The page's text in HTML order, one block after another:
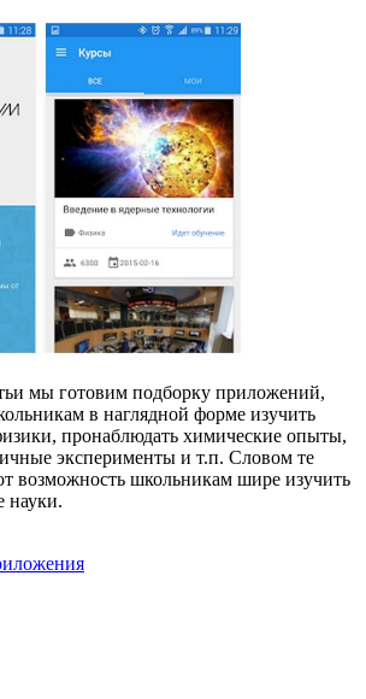
мы готовим подборку приложений,
в наглядной форме изучить
пронаблюдать химические опыты,
эксперименты и т.п. Словом те
возможность школьникам шире изучить
науки.